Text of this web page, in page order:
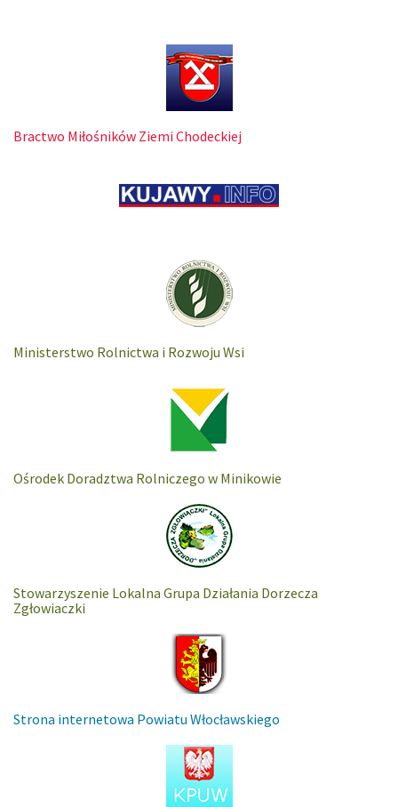
Bractwo Miłośników Ziemi Chodeckiej
Ministerstwo Rolnictwa i Rozwoju Wsi
Ośrodek Doradztwa Rolniczego w Minikowie
Stowarzyszenie Lokalna Grupa Działania Dorzecza
Zgłowiaczki
Strona internetowa Powiatu Włocławskiego